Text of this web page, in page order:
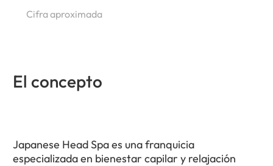
Cifra aproximada
El concepto
Japanese Head Spa es una franquicia
especializada en bienestar capilar y relajación